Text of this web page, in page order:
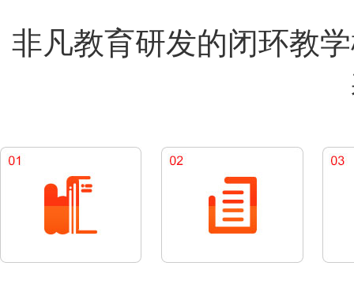
非凡教育研发的闭环教